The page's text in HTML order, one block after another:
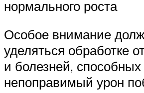
нормального роста
Особое внимание
уделяться обработке
и болезней, способных
непоправимый урон